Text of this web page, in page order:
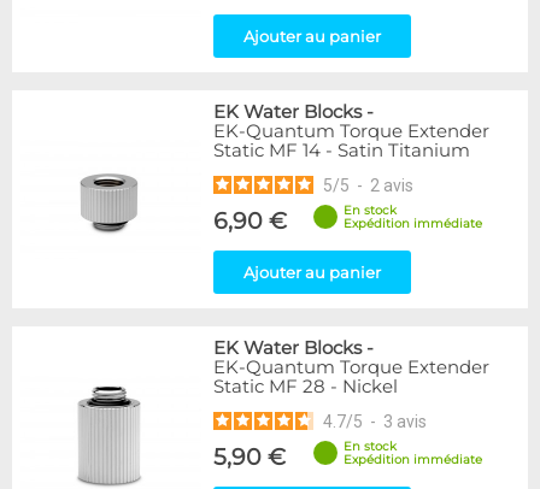
Ajouter au panier
EK Water Blocks-
EK-Quantum Torque Extender
Static MF 14 - Satin Titanium
5/5 - 2 avis
6,90 €
En stock
Expédition immédiate
Ajouter au panier
EK Water Blocks-
EK-Quantum Torque Extender
Static MF 28 - Nickel
4.7/5 - 3 avis
5,90 €
En stock
Expédition immédiate